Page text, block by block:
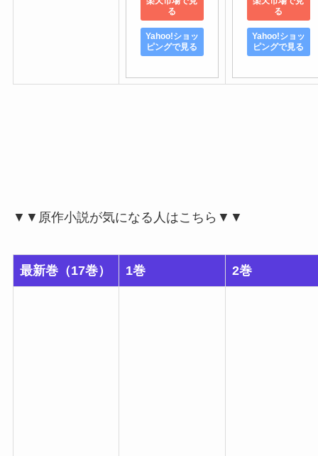
る
Yahoo!ショッ
ピングで見る
る
Yahoo!ショッ
ピングで見る
▼▼原作小説が気になる人はこちら▼▼
最新巻（17巻） 1巻 2巻